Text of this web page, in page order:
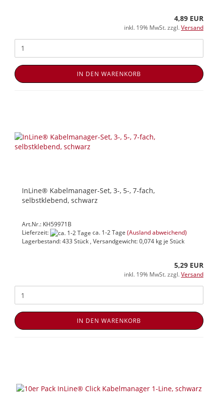
4,89 EUR
inkl. 19% MwSt. zzgl.Versand
IN DEN WARENKORB
InLine® Kabelmanager-Set, 3-, 5-, 7-fach,
selbstklebend, schwarz
Art.Nr.: KH59971B
Lieferzeit:
ca. 1-2 Tage (Ausland abweichend)
Lagerbestand: 433 Stück , Versandgewicht:0,074 kg je Stück
5,29 EUR
inkl. 19% MwSt. zzgl.Versand
IN DEN WARENKORB